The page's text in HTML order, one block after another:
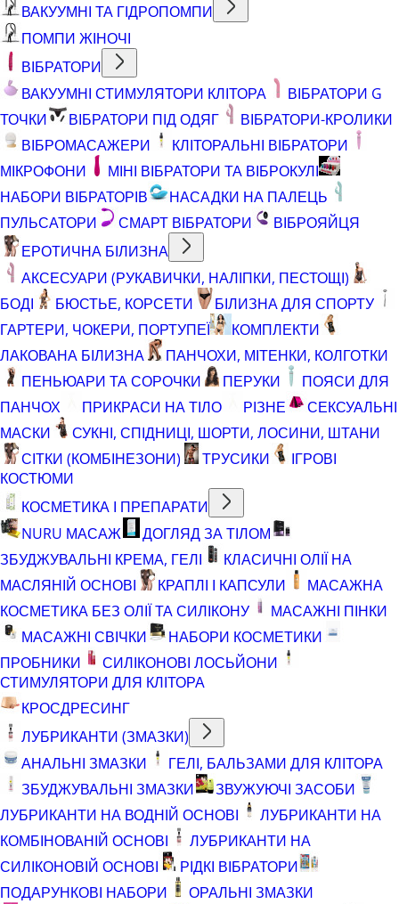
ВАКУУМНІ ТА ГІДРОПОМПИ
ПОМПИ ЖІНОЧІ
ВІБРАТОРИ
ВАКУУМНІ СТИМУЛЯТОРИ КЛІТОРА
ВІБРАТОРИ G
ТОЧКИ
ВІБРАТОРИ ПІД ОДЯГ
ВІБРАТОРИ-КРОЛИКИ
ВІБРОМАСАЖЕРИ
КЛІТОРАЛЬНІ ВІБРАТОРИ
МІКРОФОНИ
МІНІ ВІБРАТОРИ ТА ВІБРОКУЛІ
НАБОРИ ВІБРАТОРІВ
НАСАДКИ НА ПАЛЕЦЬ
ПУЛЬСАТОРИ
СМАРТ ВІБРАТОРИ
ВІБРОЯЙЦЯ
ЕРОТИЧНА БІЛИЗНА
АКСЕСУАРИ (РУКАВИЧКИ, НАЛІПКИ, ПЕСТОЩІ)
БОДІ
БЮСТЬЕ, КОРСЕТИ
БІЛИЗНА ДЛЯ СПОРТУ
ГАРТЕРИ, ЧОКЕРИ, ПОРТУПЕЇ
КОМПЛЕКТИ
ЛАКОВАНА БІЛИЗНА
ПАНЧОХИ, МІТЕНКИ, КОЛГОТКИ
ПЕНЬЮАРИ ТА СОРОЧКИ
ПЕРУКИ
ПОЯСИ ДЛЯ
ПАНЧОХ
ПРИКРАСИ НА ТІЛО РІЗНЕ
СЕКСУАЛЬНІ
МАСКИ
СУКНІ, СПІДНИЦІ, ШОРТИ, ЛОСИНИ, ШТАНИ
СІТКИ (КОМБІНЕЗОНИ)
ТРУСИКИ
ІГРОВІ
КОСТЮМИ
КОСМЕТИКА І ПРЕПАРАТИ
NURU МАСАЖ
ДОГЛЯД ЗА ТІЛОМ
ЗБУДЖУВАЛЬНІ КРЕМА, ГЕЛІ
КЛАСИЧНІ ОЛІЇ НА
МАСЛЯНІЙ ОСНОВІ
КРАПЛІ І КАПСУЛИ
МАСАЖНА
КОСМЕТИКА БЕЗ ОЛІЇ ТА СИЛІКОНУ
МАСАЖНІ ПІНКИ
МАСАЖНІ СВІЧКИ
НАБОРИ КОСМЕТИКИ
ПРОБНИКИ
СИЛІКОНОВІ ЛОСЬЙОНИ
СТИМУЛЯТОРИ ДЛЯ КЛІТОРА
КРОСДРЕСИНГ
ЛУБРИКАНТИ (ЗМАЗКИ)
АНАЛЬНІ ЗМАЗКИ
ГЕЛІ, БАЛЬЗАМИ ДЛЯ КЛІТОРА
ЗБУДЖУВАЛЬНІ ЗМАЗКИ
ЗВУЖУЮЧІ ЗАСОБИ
ЛУБРИКАНТИ НА ВОДНІЙ ОСНОВІ
ЛУБРИКАНТИ НА
КОМБІНОВАНІЙ ОСНОВІ
ЛУБРИКАНТИ НА
СИЛІКОНОВІЙ ОСНОВІ
РІДКІ ВІБРАТОРИ
ПОДАРУНКОВІ НАБОРИ
ОРАЛЬНІ ЗМАЗКИ